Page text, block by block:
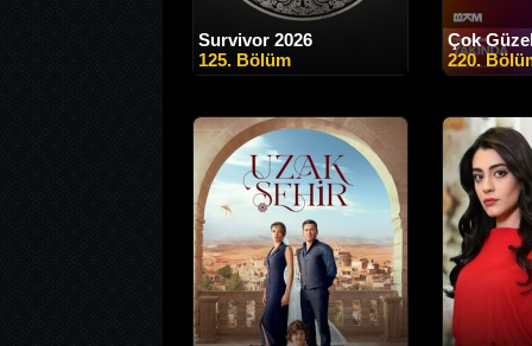
Survivor 2026
125. Bölüm
Çok
220.